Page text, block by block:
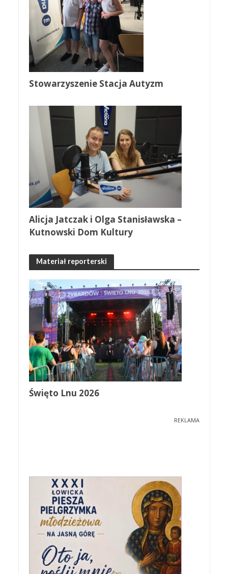
Stowarzyszenie Stacja Autyzm
Alicja Jatczak i Olga Stanisławska –
Kutnowski Dom Kultury
Materiał reporterski
Święto Lnu 2026
REKLAMA